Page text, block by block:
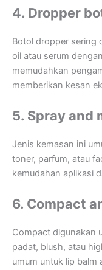
4. Dropper
Botol dropper sering
oil atau serum
memudahkan
memberikan kesan
5. Spray and
Jenis kemasan ini
toner, parfum, atau
kemudahan aplikasi
6. Compact
Compact digunakan
padat, blush, atau
umum untuk lip balm